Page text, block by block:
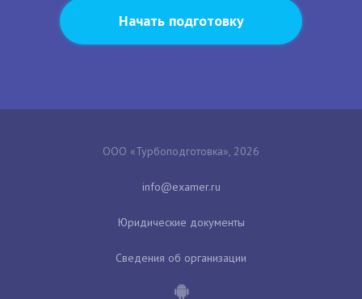
Начать подготовку
ООО «Турбоподготовка», 2026
Юридические документы
Сведения об организации